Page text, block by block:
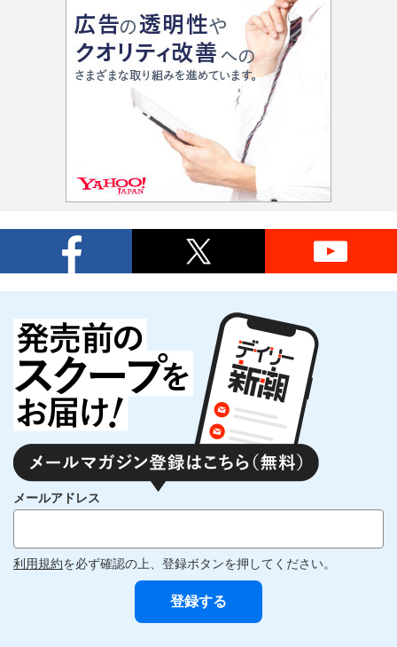
メールアドレス
利用規約を必ず確認の上、登録ボタンを押してください。